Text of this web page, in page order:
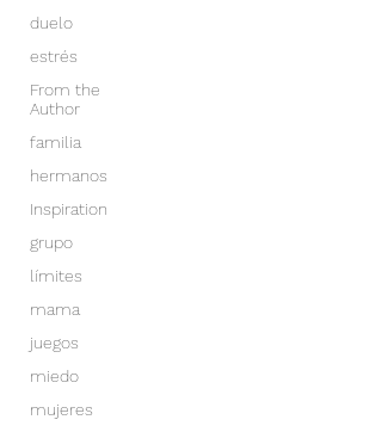
duelo
estrés
From the
Author
familia
hermanos
Inspiration
grupo
límites
mama
juegos
miedo
mujeres